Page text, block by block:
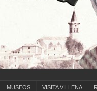
MUSEOS VISITA VILLENA